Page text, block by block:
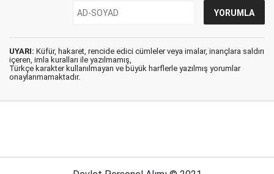
UYARI: Küfür, hakaret, rencide edici cümleler veya imalar, inançlara saldırı
içeren, imla kuralları ile yazılmamış,
Türkçe karakter kullanılmayan ve büyük harflerle yazılmış yorumlar
onaylanmamaktadır.